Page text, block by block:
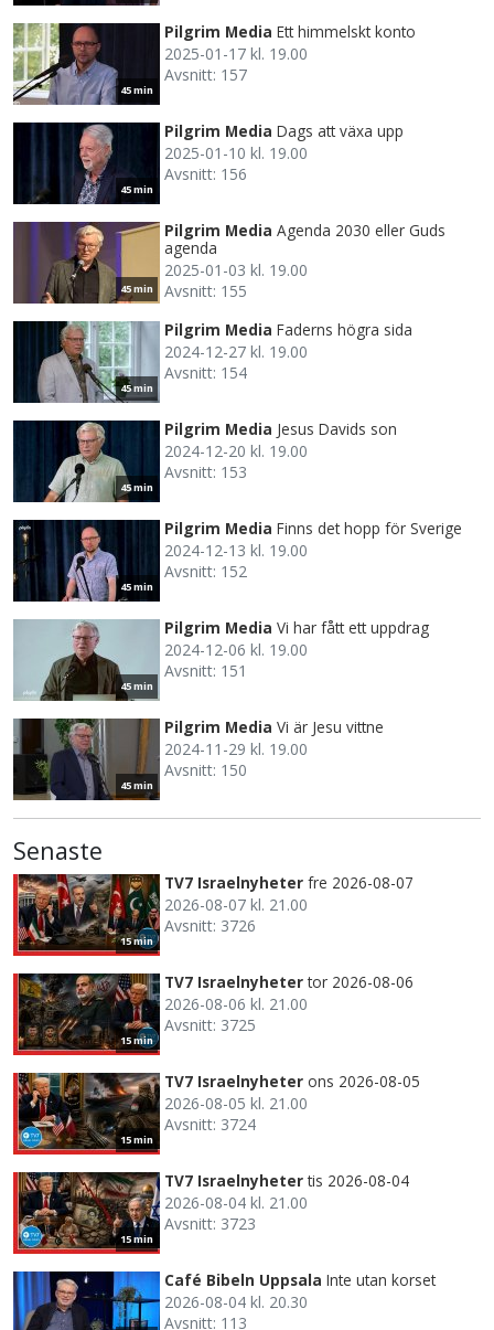
45 min
Pilgrim Media Ett himmelskt konto
2025-01-17 kl. 19.00
Avsnitt: 157
45 min
Pilgrim Media Dags att växa upp
2025-01-10 kl. 19.00
Avsnitt: 156
45 min
Pilgrim Media Agenda 2030 eller Guds
agenda
2025-01-03 kl. 19.00
Avsnitt: 155
45 min
Pilgrim Media Faderns högra sida
2024-12-27 kl. 19.00
Avsnitt: 154
45 min
Pilgrim Media Jesus Davids son
2024-12-20 kl. 19.00
Avsnitt: 153
45 min
Pilgrim Media Finns det hopp för Sverige
2024-12-13 kl. 19.00
Avsnitt: 152
45 min
Pilgrim Media Vi har fått ett uppdrag
2024-12-06 kl. 19.00
Avsnitt: 151
45 min
Pilgrim Media Vi är Jesu vittne
2024-11-29 kl. 19.00
Avsnitt: 150
Senaste
15 min
TV7 Israelnyheter fre 2026-08-07
2026-08-07 kl. 21.00
Avsnitt: 3726
15 min
TV7 Israelnyheter tor 2026-08-06
2026-08-06 kl. 21.00
Avsnitt: 3725
15 min
TV7 Israelnyheter ons 2026-08-05
2026-08-05 kl. 21.00
Avsnitt: 3724
15 min
TV7 Israelnyheter tis 2026-08-04
2026-08-04 kl. 21.00
Avsnitt: 3723
Café Bibeln Uppsala Inte utan korset
2026-08-04 kl. 20.30
Avsnitt: 113